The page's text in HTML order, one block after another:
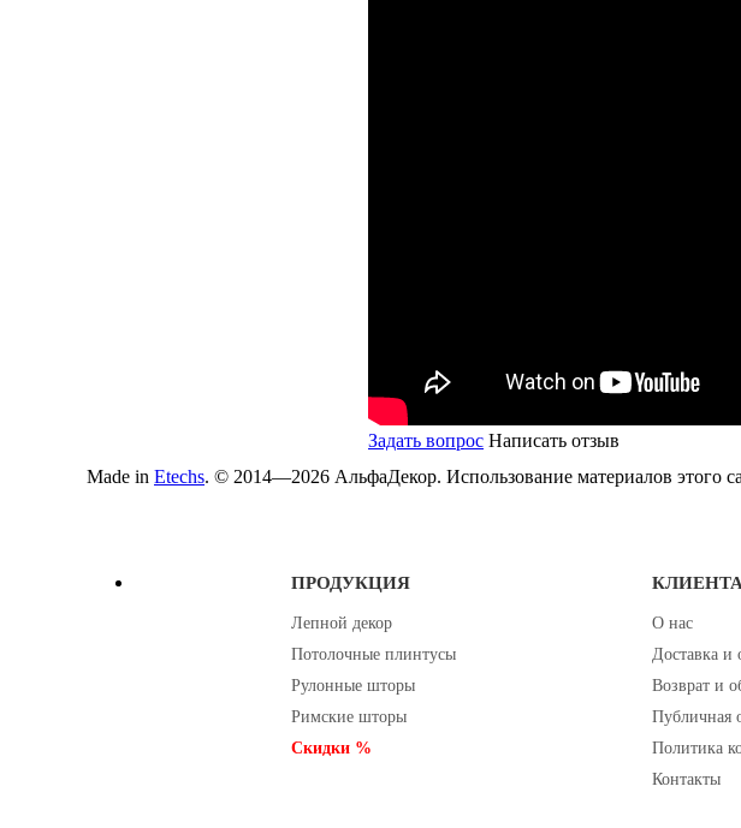
Задать вопрос Написать отзыв
Made in Etechs. © 2014—2026 АльфаДекор. Использование материалов этого
ПРОДУКЦИЯ
Лепной декор
Потолочные плинтусы
Рулонные шторы
Римские шторы
Скидки %
О нас
Доставка и
Возврат и
Публичная
Политика
Контакты